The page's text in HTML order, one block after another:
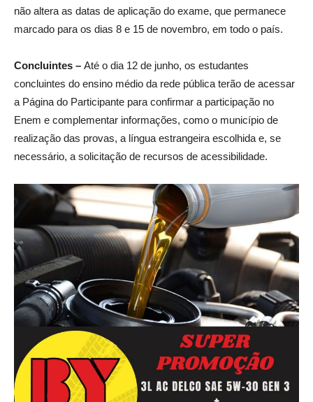
não altera as datas de aplicação do exame, que permanece
marcado para os dias 8 e 15 de novembro, em todo o país.
Concluintes – Até o dia 12 de junho, os estudantes
concluintes do ensino médio da rede pública terão de acessar
a Página do Participante para confirmar a participação no
Enem e complementar informações, como o município de
realização das provas, a língua estrangeira escolhida e, se
necessário, a solicitação de recursos de acessibilidade.